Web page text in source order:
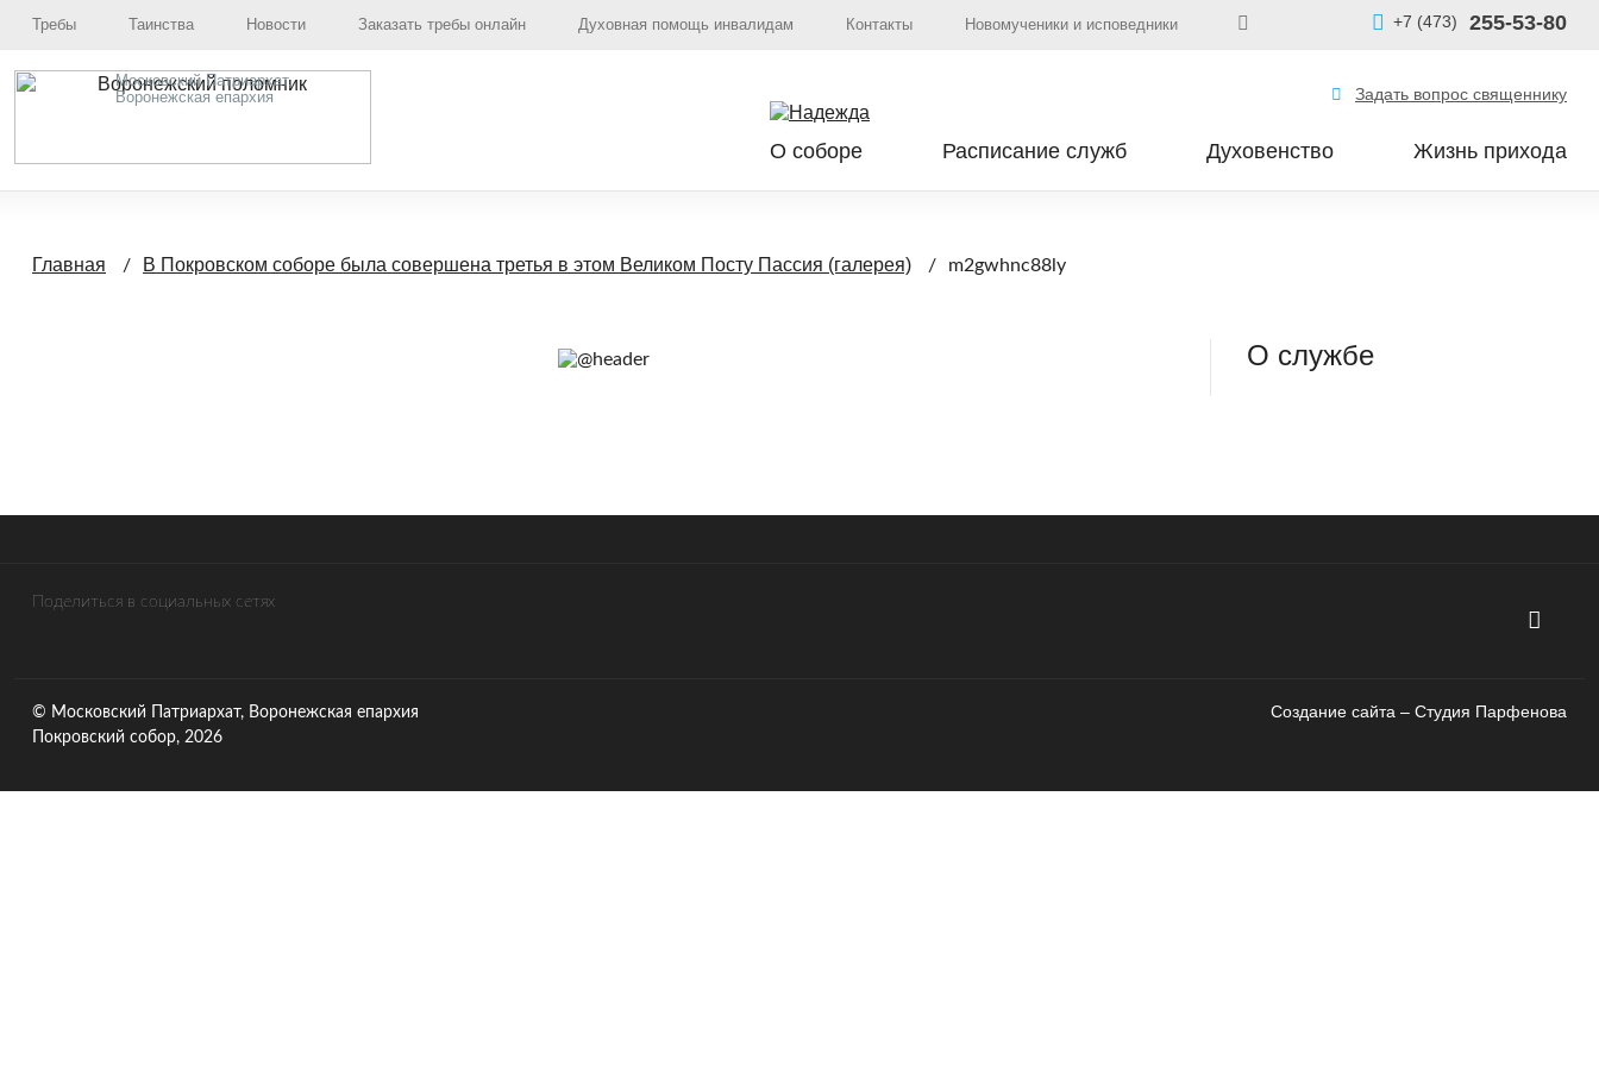
Требы Таинства Новости Заказать требы онлайн Духовная помощь инвалидам Контакты Новомученики и исповедники +7 (473) 255-53-80
Московский Патриархат,
Воронежская епархия
Задать вопрос священнику
О соборе Расписание служб Духовенство Жизнь прихода
Главная В Покровском соборе была совершена третья в этом Великом Посту Пассия (галерея) m2gwhnc88ly
О службе
Поделиться в социальных сетях
© Московский Патриархат, Воронежcкая епархия
Покровский собор, 2026
Создание сайта – Cтудия Парфенова